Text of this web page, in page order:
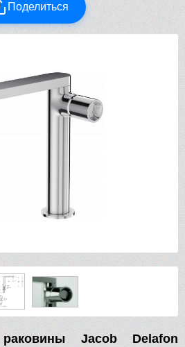
Поделиться
Jacob Delafon